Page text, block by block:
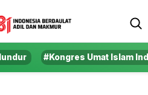
#Kongres Umat Islam